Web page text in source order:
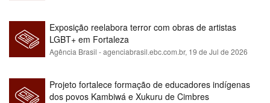
Exposição reelabora terror com obras de artistas
LGBT+ em Fortaleza
Agência Brasil - agenciabrasil.ebc.com.br, 19 de Jul de 2026
Projeto fortalece formação de educadores indígenas
dos povos Kambiwá e Xukuru de Cimbres